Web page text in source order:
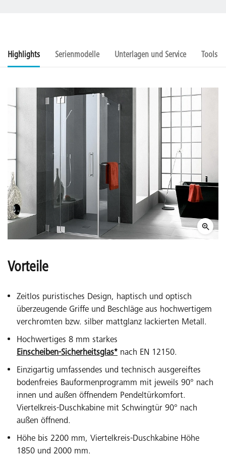
Highlights Serienmodelle Unterlagen und Service Tools
Vorteile
Zeitlos puristisches Design, haptisch und optisch
überzeugende Griffe und Beschläge aus hochwertigem
verchromten bzw. silber mattglanz lackierten Metall.
Hochwertiges 8 mm starkes
Einscheiben-Sicherheitsglas* nach EN 12150.
Einzigartig umfassendes und technisch ausgereiftes
bodenfreies Bauformenprogramm mit jeweils 90° nach
innen und außen öffnendem Pendeltürkomfort.
Viertelkreis-Duschkabine mit Schwingtür 90° nach
außen öffnend.
Höhe bis 2200 mm, Viertelkreis-Duschkabine Höhe
1850 und 2000 mm.